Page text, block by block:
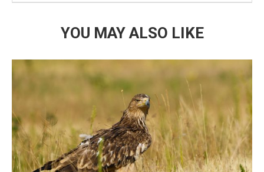
YOU MAY ALSO LIKE